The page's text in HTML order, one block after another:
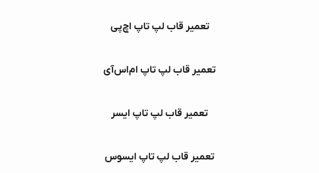
تعمیر قاب لپ‌ تاپ اچ‌پی
تعمیر قاب لپ‌ تاپ ام‌اس‌آی
تعمیر قاب لپ‌ تاپ ایسر
تعمیر قاب لپ‌ تاپ ایسوس